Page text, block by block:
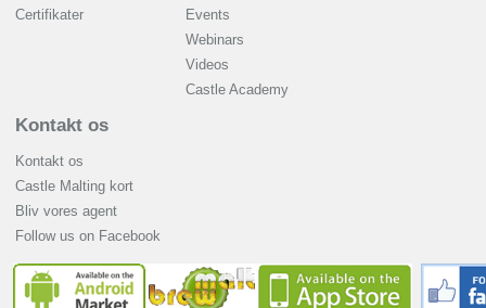
Certifikater
Events
Webinars
Videos
Castle Academy
Kontakt os
Kontakt os
Castle Malting kort
Bliv vores agent
Follow us on Facebook